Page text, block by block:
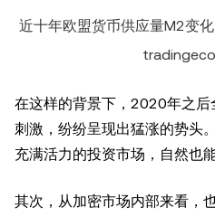
近十年欧盟货币供应量M2变
在这样的背景下，2020年之
刺激，纷纷呈现出猛涨的势头
充满活力的投资市场，自然也
其次，从加密市场内部来看，